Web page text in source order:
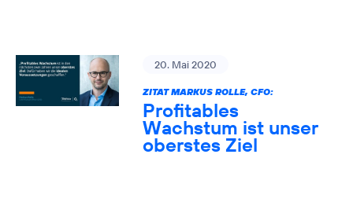
20. Mai 2020
ZITAT MARKUS ROLLE, CFO:
Profitables
Wachstum ist unser
oberstes Ziel